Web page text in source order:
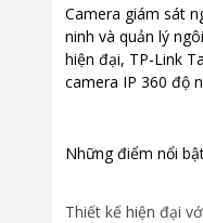
Kích thước, khối
Khoảng giá
Nơi sản xuất
Camera giám sát
ninh và quản lý
hiện đại, TP-Link
camera IP 360 độ
Những điểm nổi
Thiết kế hiện đại